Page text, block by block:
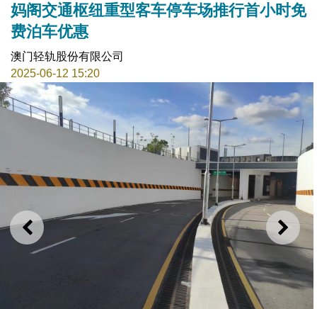
妈阁交通枢纽重型客车停车场推行首小时免
费泊车优惠
澳门轻轨股份有限公司
2025-06-12 15:20
上一则 下一